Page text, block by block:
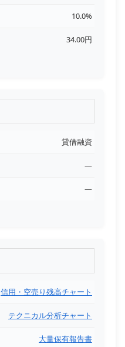
10.0%
34.00円
貸借融資
―
―
信用・空売り残高チャート
テクニカル分析チャート
大量保有報告書